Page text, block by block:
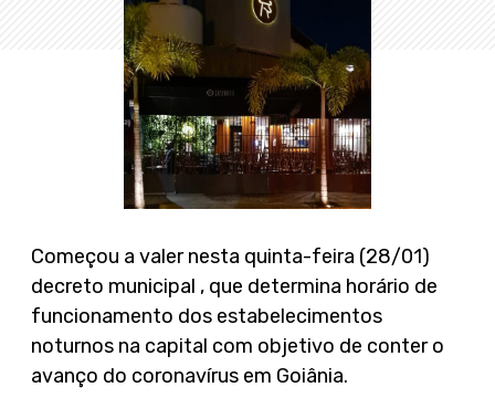
Começou a valer nesta quinta-feira (28/01)
decreto municipal , que determina horário de
funcionamento dos estabelecimentos
noturnos na capital com objetivo de conter o
avanço do coronavírus em Goiânia.